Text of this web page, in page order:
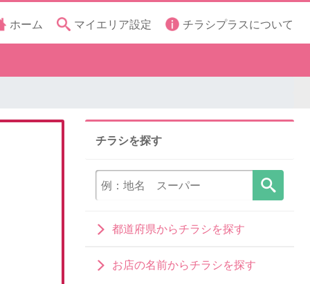
ホーム マイエリア設定 チラシプラスについて
チラシを探す
都道府県からチラシを探す
お店の名前からチラシを探す